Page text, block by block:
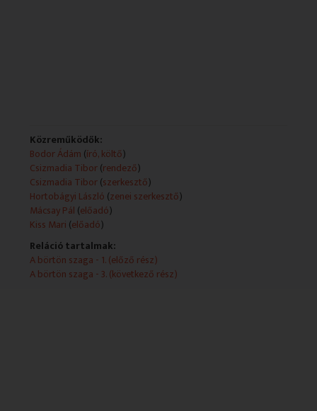
Közreműködők:
Bodor Ádám (író, költő)
Csizmadia Tibor(rendező)
Csizmadia Tibor(szerkesztő)
Hortobágyi László (zenei szerkesztő)
Mácsay Pál (előadó)
Kiss Mari (előadó)
Reláció tartalmak:
A börtön szaga - 1. (előző rész)
A börtön szaga - 3. (következő rész)